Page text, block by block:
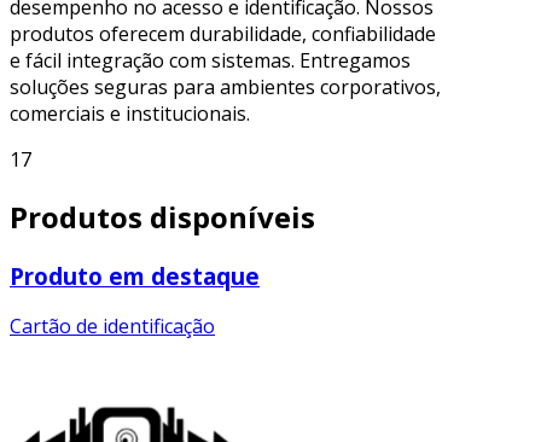
desempenho no acesso e identificação. Nossos
produtos oferecem durabilidade, confiabilidade
e fácil integração com sistemas. Entregamos
soluções seguras para ambientes corporativos,
comerciais e institucionais.
17
Produtos disponíveis
Produto em destaque
Cartão de identificação